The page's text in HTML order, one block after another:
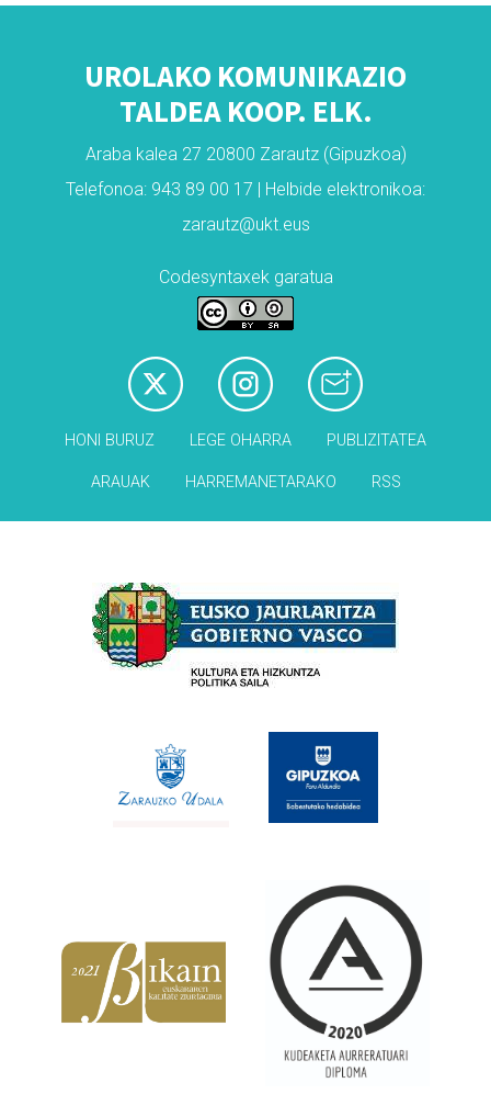
UROLAKO KOMUNIKAZIO
TALDEA KOOP. ELK.
Araba kalea 27 20800 Zarautz (Gipuzkoa)
Telefonoa: 943 89 00 17 | Helbide elektronikoa:
zarautz@ukt.eus
Codesyntaxek garatua
HONI BURUZ LEGE OHARRA PUBLIZITATEA
ARAUAK HARREMANETARAKO RSS